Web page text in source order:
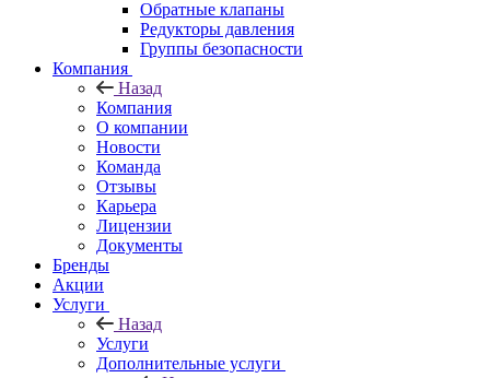
Обратные клапаны
Редукторы давления
Группы безопасности
Компания
Назад
Компания
О компании
Новости
Команда
Отзывы
Карьера
Лицензии
Документы
Бренды
Акции
Услуги
Назад
Услуги
Дополнительные услуги